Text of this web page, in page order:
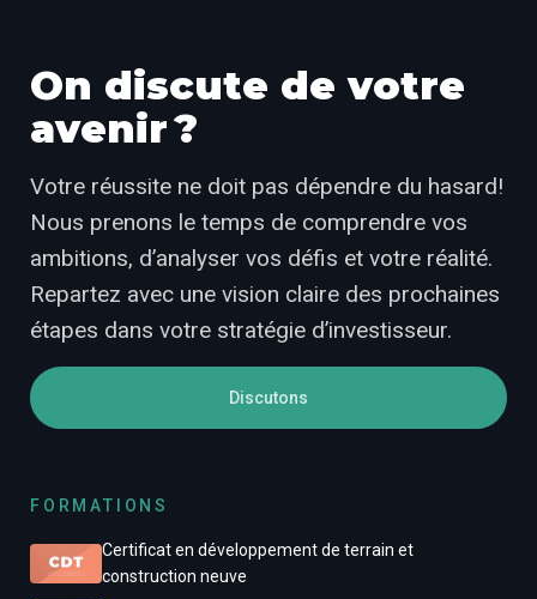
On discute de votre
avenir ?
Votre réussite ne doit pas dépendre du hasard!
Nous prenons le temps de comprendre vos
ambitions, d’analyser vos défis et votre réalité.
Repartez avec une vision claire des prochaines
étapes dans votre stratégie d’investisseur.
Discutons
FORMATIONS
Certificat en développement de terrain et
construction neuve